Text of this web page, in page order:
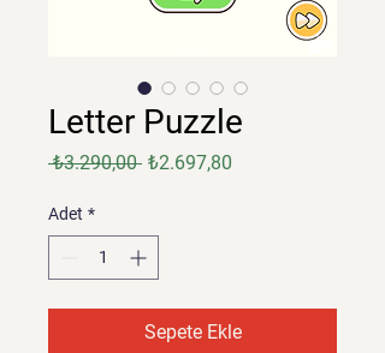
Letter Puzzle
₺3.290,00 Normal
₺2.697,80
Adet *
Sepete Ekle